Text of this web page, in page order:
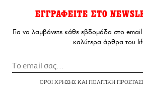
ΕΓΓΡΑΦΕΙΤΕ ΣΤΟ
Για να λαμβάνετε κάθε εβδομάδα στο
καλύτερα άρθρα του
ΟΡΟΙ ΧΡΗΣΗΣΚΑΙ ΠΟΛΙΤΙΚΗ